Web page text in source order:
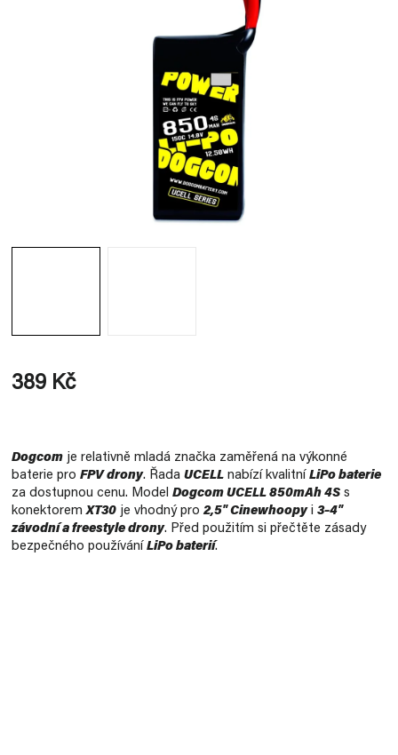
389 Kč
Dogcom je relativně mladá značka zaměřená na výkonné
baterie pro FPV drony. Řada UCELL nabízí kvalitní LiPo baterie
za dostupnou cenu. Model Dogcom UCELL 850mAh 4S s
konektoremXT30 je vhodný pro 2,5" Cinewhoopyi 3–4"
závodní a freestyle drony. Před použitím si přečtěte zásady
bezpečného používání LiPo baterií.